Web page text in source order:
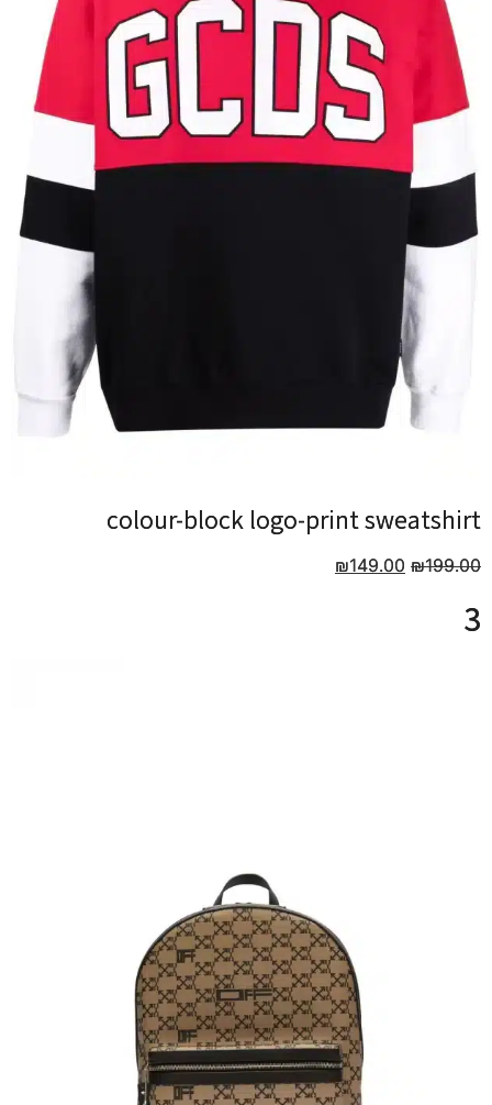
colour-block logo-print sweatshirt
₪199.00
₪149.00
3
colour-block logo-print sweatshirt
₪199.00
₪149.00
3